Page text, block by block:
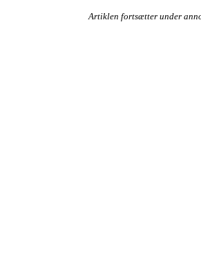
Artiklen fortsætter under